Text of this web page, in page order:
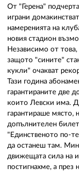
От "Герена"
играни
намеренията на
новия стадион
Независимо от
защото "сините"
кукли" очакват
Тази година
гарантираните две
които Левски има.
гарантираше място,
допълнителен
"Единственото по-
да останеш там.
движещата сила на
постигнахме, а